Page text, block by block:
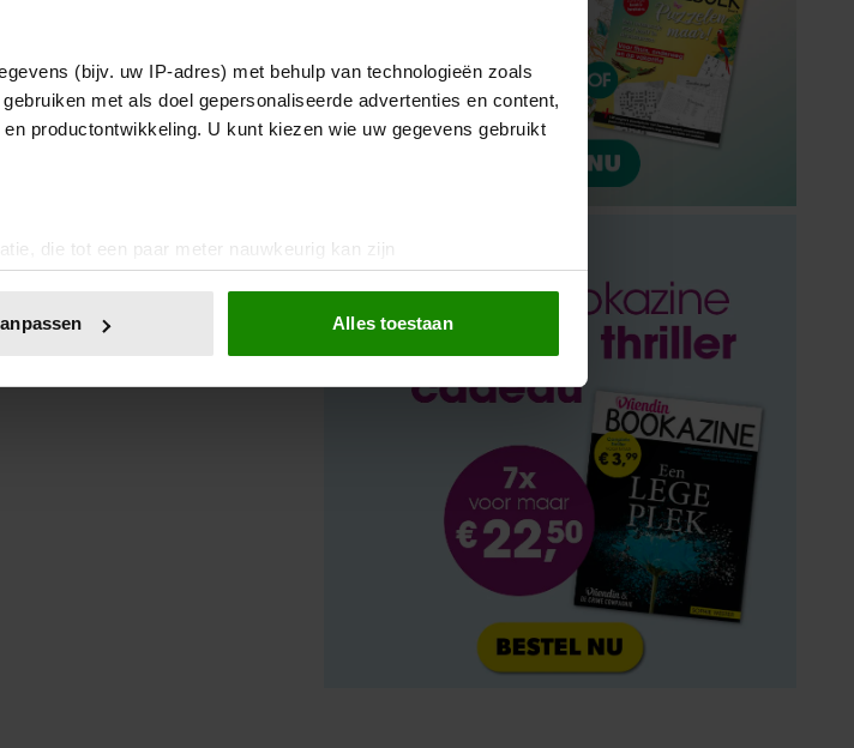
(bijv. uw IP-adres) met behulp van technologieën zoals
met als doel gepersonaliseerde advertenties en content,
productontwikkeling. U kunt kiezen wie uw gegevens gebruikt
die tot een paar meter nauwkeurig kan zijn
op specifieke eigenschappen (fingerprinting)
om functies voor social media te bieden en om ons
gegevens combineren met andere informatie die u aan ze heeft
van hun services. U gaat akkoord met onze cookies als u
Alles toestaan